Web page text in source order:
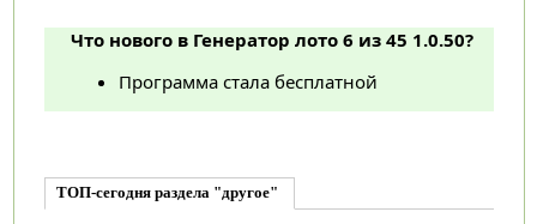
Что нового в Генератор лото 6 из 45 1.0.50?
Программа стала бесплатной
ТОП-сегодня раздела "другое"